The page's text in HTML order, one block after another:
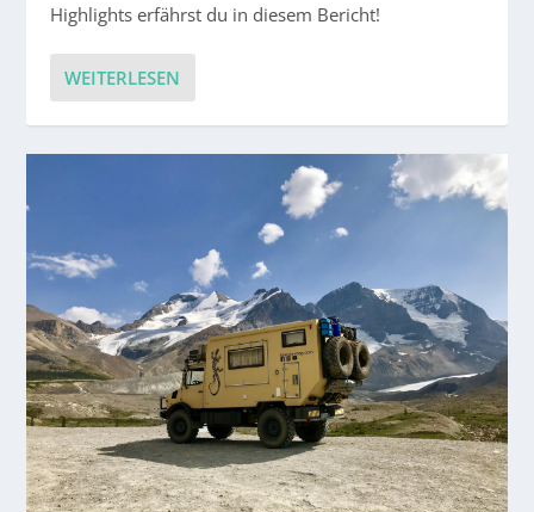
Highlights erfährst du in diesem Bericht!
WEITERLESEN